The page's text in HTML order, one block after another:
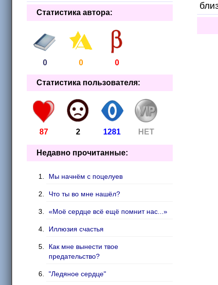
Статистика автора:
0 0 0
Статистика пользователя:
87 2 1281 НЕТ
Недавно прочитанные:
Мы начнём с поцелуев
Что ты во мне нашёл?
«Моё сердце всё ещё помнит нас...»
Иллюзия счастья
Как мне вынести твое
предательство?
"Ледяное сердце"